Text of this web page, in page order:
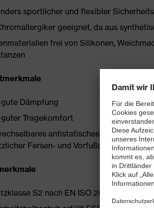
sportlicher und flexibler
geeignet, da aus
frei von Silikonen,
Dämpfung
Tragekomfort
antistatisches
Fersen- und Vorfußdämpfung
S2 nach EN ISO 20345:2022 +